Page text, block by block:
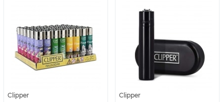
Clipper Clipper